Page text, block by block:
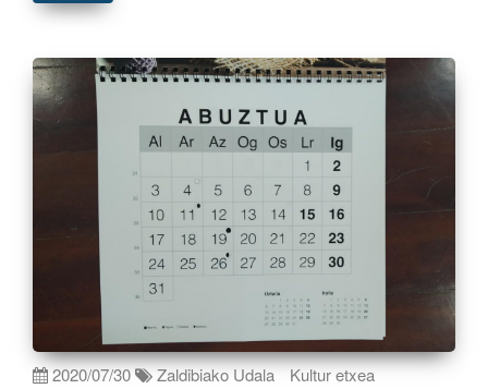
2020/07/30 Zaldibiako Udala Kultur etxea